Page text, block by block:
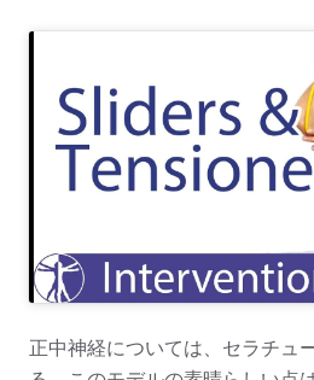
正中神経については、セラチュ